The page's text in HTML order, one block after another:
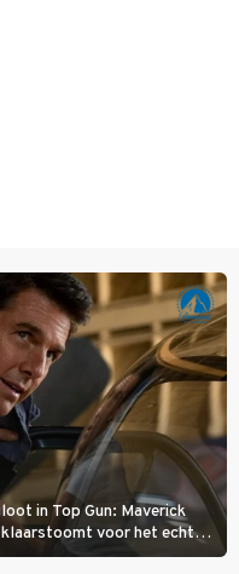
in Top Gun: Maverick
klaarstoomt voor het echte